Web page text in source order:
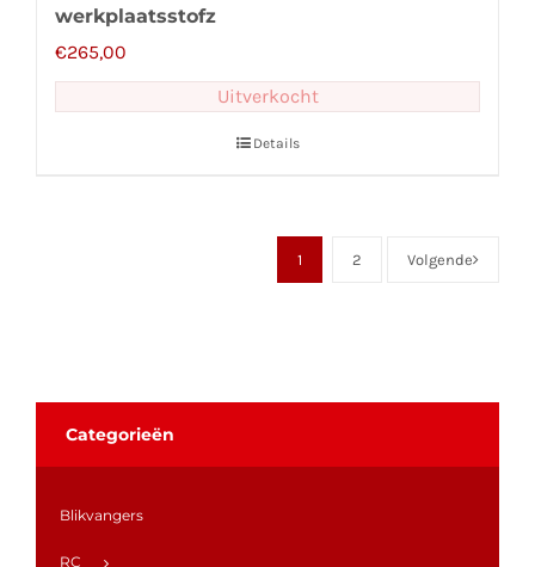
werkplaatsstofz
€265,00
Uitverkocht
Details
1 2 Volgende
Categorieën
Blikvangers
RC